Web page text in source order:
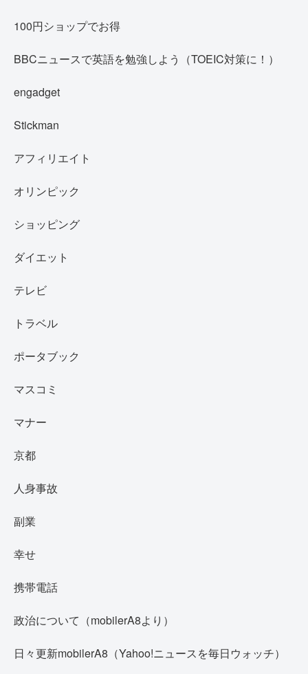
100円ショップでお得
BBCニュースで英語を勉強しよう（TOEIC対策に！）
engadget
Stickman
アフィリエイト
オリンピック
ショッピング
ダイエット
テレビ
トラベル
ポータブック
マスコミ
マナー
京都
人身事故
副業
幸せ
携帯電話
政治について（mobilerA8より）
日々更新mobilerA8（Yahoo!ニュースを毎日ウォッチ）